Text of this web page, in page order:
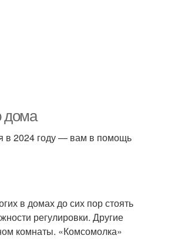
дома
в 2024 году — вам в помощь
в домах до сих пор стоять
регулировки. Другие
комнаты. «Комсомолка»